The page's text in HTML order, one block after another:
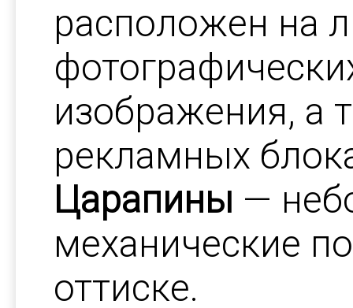
расположен на
изображения, а
рекламных
Царапины —
механические
оттиске.